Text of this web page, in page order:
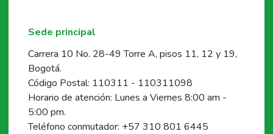
Sede principal
Carrera 10 No. 28-49 Torre A, pisos 11, 12 y 19,
Bogotá.
Código Postal: 110311 - 110311098
Horario de atención: Lunes a Viernes 8:00 am -
5:00 pm.
Teléfono conmutador: +57 310 801 6445